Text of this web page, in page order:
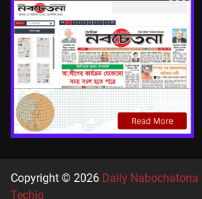
Copyright © 2026 Daily Nabochatona
Techiq